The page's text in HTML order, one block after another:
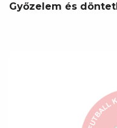
Győzelem és